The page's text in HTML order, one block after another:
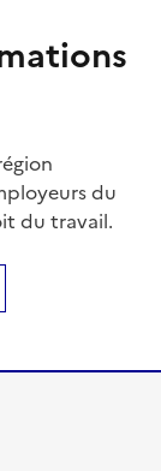
du
du travail.